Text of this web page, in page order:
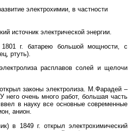
электрохимии, в частности
источник электрической энергии.
г. батарею большой мощности, с
ртуть).
расплавов солей и щелочи
законы электролиза. М.Фарадей –
него очень много работ, большая часть
в науку все основные современные
анион.
в 1849 г. открыл электрохимический